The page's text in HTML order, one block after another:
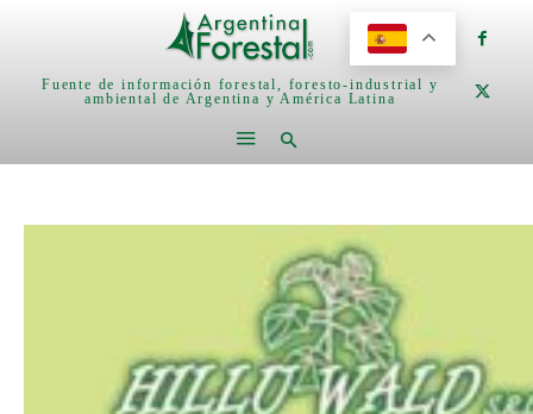
Fuente de información forestal, foresto-industrial y
ambiental de Argentina y América Latina